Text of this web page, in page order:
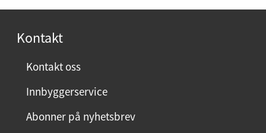
Kontakt
Kontakt oss
Innbyggerservice
Abonner på nyhetsbrev